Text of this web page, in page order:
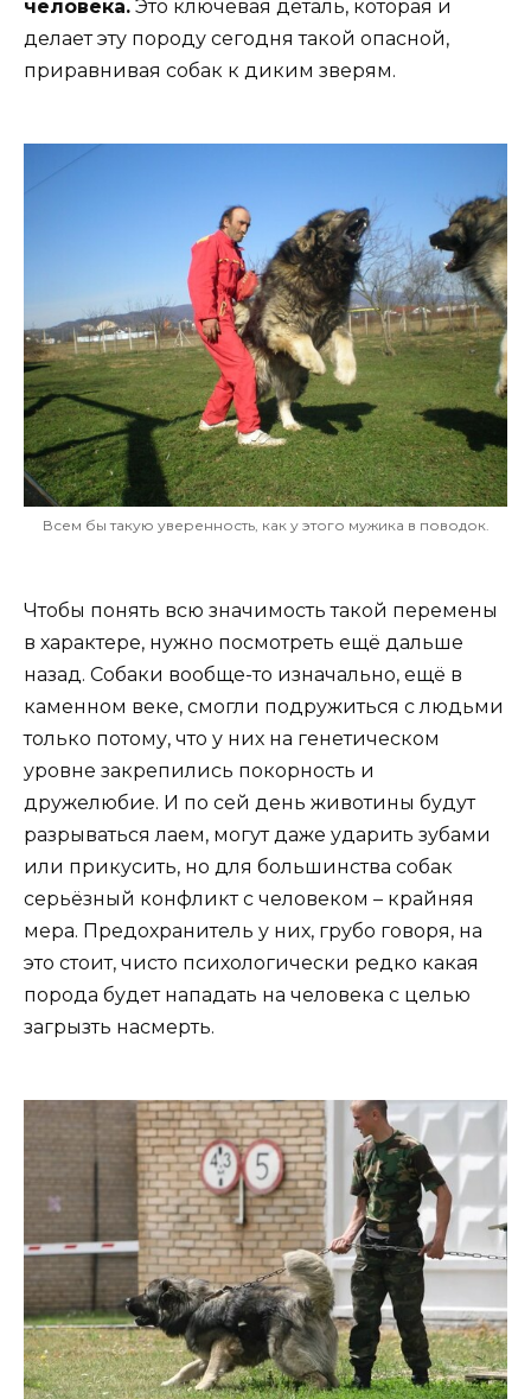
человека. Это ключевая деталь, которая и
делает эту породу сегодня такой опасной,
приравнивая собак к диким зверям.
Всем бы такую уверенность, как у этого мужика в поводок.
Чтобы понять всю значимость такой перемены
в характере, нужно посмотреть ещё дальше
назад. Собаки вообще-то изначально, ещё в
каменном веке, смогли подружиться с людьми
только потому, что у них на генетическом
уровне закрепились покорность и
дружелюбие. И по сей день животины будут
разрываться лаем, могут даже ударить зубами
или прикусить, но для большинства собак
серьёзный конфликт с человеком – крайняя
мера. Предохранитель у них, грубо говоря, на
это стоит, чисто психологически редко какая
порода будет нападать на человека с целью
загрызть насмерть.